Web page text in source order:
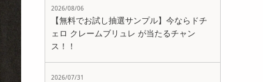
2026/08/06
【無料でお試し抽選サンプル】今ならドチ
ェロ クレームブリュレ が当たるチャン
ス！！
2026/07/31